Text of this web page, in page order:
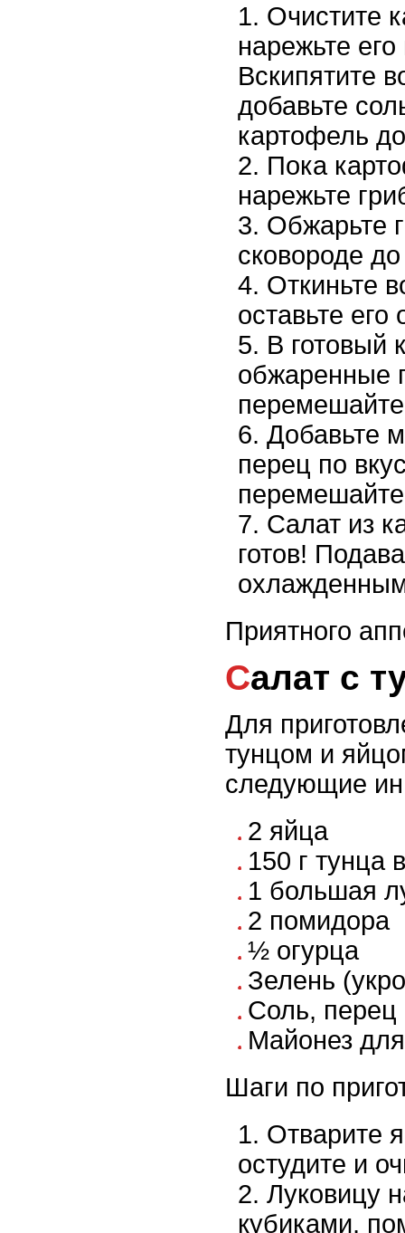
Очистите
нарежьте
Вскипятите
добавьте
картофель
Пока
нарежьте
Обжарьте
сковороде до
Откиньте
оставьте его
В готовый
обжаренные
Добавьте
перец по
Салат из
готов!
Приятного
Салат с
Для
тунцом и
следующие
2 яйца
150 г тунца
1 большая
2 помидора
½ огурца
Зелень
Соль, перец
Майонез
Шаги по
Отварите
остудите и
Луковицу
кубиками,